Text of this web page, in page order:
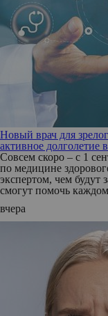
Новый врач для
активное долголетие
Совсем скоро – с 1
по медицине
экспертом, чем будут
смогут помочь
вчера